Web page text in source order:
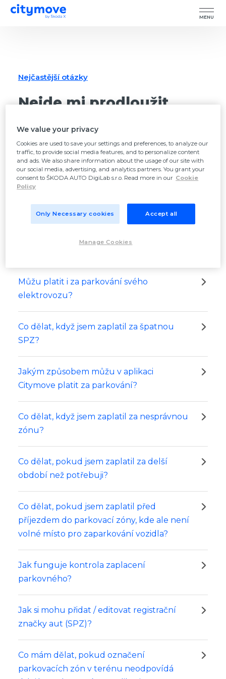
MENU
Nejčastější otázky
Nejde mi prodloužit
Parkování v zónách placeného stání je
omezeno na určitý maximální čas. Záleží na
typu zóny, ve které parkujete. (např. max. doba
stání v modré zóně jsou 3 hodiny). Po
vyčerpání této doby Vám systém neumožní
provést další platbu a parkování prodloužit.
Můžu platit i za parkování svého
elektrovozu?
Co dělat, když jsem zaplatil za špatnou
SPZ?
Jakým způsobem můžu v aplikaci
Citymove platit za parkování?
Co dělat, když jsem zaplatil za nesprávnou
zónu?
Co dělat, pokud jsem zaplatil za delší
období než potřebuji?
Co dělat, pokud jsem zaplatil před
příjezdem do parkovací zóny, kde ale není
volné místo pro zaparkování vozidla?
Jak funguje kontrola zaplacení
parkovného?
Jak si mohu přidat / editovat registrační
značky aut (SPZ)?
Co mám dělat, pokud označení
parkovacích zón v terénu neodpovídá
We value your privacy
Cookies are used to save your settings and preferences, to analyze our
traffic, to provide social media features, and to personalize content
and ads. We also share information about the usage of our site with
our social media, advertising, and analytics partners. You grant your
consent to ŠKODA AUTO DigiLab s.r.o. Read more in our Cookie
Policy
Only Necessary cookies Accept all
Manage Cookies